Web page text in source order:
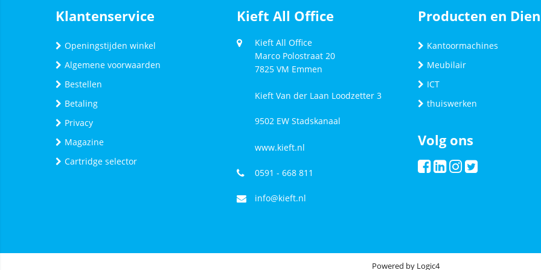
Klantenservice
Openingstijden winkel
Algemene voorwaarden
Bestellen
Betaling
Privacy
Magazine
Cartridge selector
Kieft All Office
Kieft All Office
Marco Polostraat 20
7825 VM Emmen
Kieft Van der Laan Loodzetter 3
9502 EW Stadskanaal
www.kieft.nl
0591 - 668 811
info@kieft.nl
Producten en
Kantoormachines
Meubilair
ICT
thuiswerken
Volg ons
Powered by Logic4